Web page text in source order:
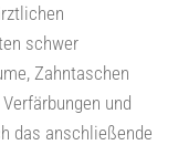
schwer
Zahntaschen
und
das anschließende